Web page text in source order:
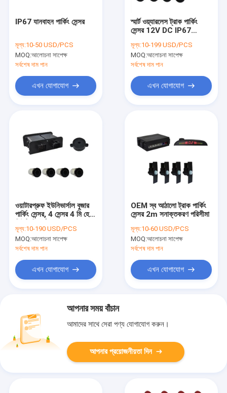
IP67 যানবাহন পার্কিং সেন্সর
মূল্য:10-50 USD/PCS
MOQ:আলোচনা সাপেক্ষ
সর্বশেষ দাম পান
এখন যোগাযোগ
স্মার্ট ওয়্যারলেস ট্রাক পার্কিং
সেন্সর 12V DC IP67
মূল্য:10-199 USD/PCS
MOQ:আলোচনা সাপেক্ষ
সর্বশেষ দাম পান
এখন যোগাযোগ
ওয়াটারপ্রুফ ইউনিভার্সাল বুজার
পার্কিং সেন্সর, 4 সেন্সর 4 মি হেভি
মূল্য:10-190 USD/PCS
MOQ:আলোচনা সাপেক্ষ
সর্বশেষ দাম পান
এখন যোগাযোগ
OEM স্ব আঠালো ট্রাক পার্কিং
সেন্সর 2m সনাক্তকরণ পরিসীমা
মূল্য:10-60 USD/PCS
MOQ:আলোচনা সাপেক্ষ
সর্বশেষ দাম পান
এখন যোগাযোগ
আপনার সময় বাঁচান
আমাদের সাথে সেরা পণ্য যোগাযোগ করুন।
আপনার প্রয়োজনীয়তা দিন